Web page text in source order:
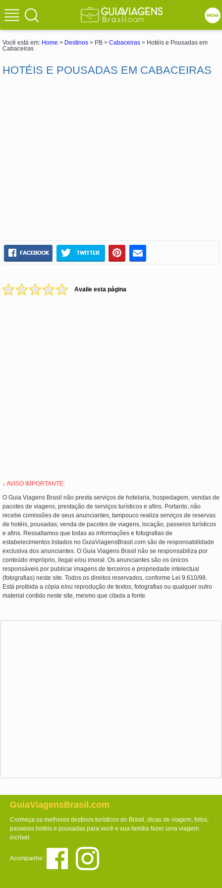
Você está em: Home > Destinos > PB > Cabaceiras > Hotéis e Pousadas em
Cabaceiras
HOTÉIS E POUSADAS EM CABACEIRAS
Avalie esta página
↓ AVISO IMPORTANTE:
O Guia Viagens Brasil não presta serviços de hotelaria, hospedagem, vendas de
pacotes de viagens, prestação de serviços turísticos e afins. Portanto, não
recebe comissões de seus anunciantes, tampouco realiza serviços de reservas
de hotéis, pousadas, venda de pacotes de viagens, locação, passeios turísticos
e afins. Ressaltamos que todas as informações e fotografias de
estabelecimentos listados no GuiaViagensBrasil.com são de responsabilidade
exclusiva dos anunciantes. O Guia Viagens Brasil não se responsabiliza por
conteúdo impróprio, ilegal e/ou imoral. Os anunciantes são os únicos
responsáveis por publicar imagens de terceiros e propriedade intelectual
(fotografias) neste site. Todos os direitos reservados, conforme Lei 9.610/98.
Está proibida a cópia e/ou reprodução de textos, fotografias ou qualquer outro
material contido neste site, mesmo que citada a fonte.
GuiaViagensBrasil.com
Conheça os melhores destinos turísticos do Brasil, dicas de viagem, fotos,
passeios hotéis e pousadas para você e sua família fazer uma viagem
incrível.
Acompanhe: